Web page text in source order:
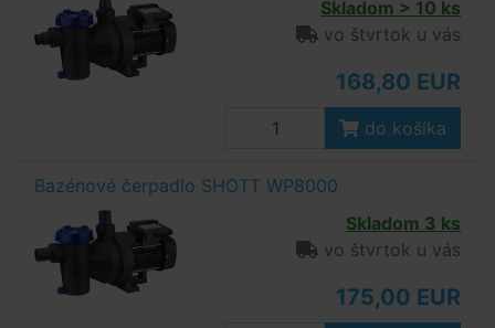
Skladom > 10 ks
vo štvrtok u vás
168,80 EUR
do košíka
Bazénové čerpadlo SHOTT WP8000
Skladom 3 ks
vo štvrtok u vás
175,00 EUR